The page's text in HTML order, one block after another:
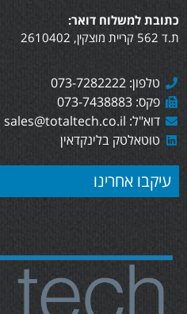
כתובת למשלוח דואר:
ת.ד 562 קריית מוצקין, 2610402
טלפון: 073-7282222
פקס: 073-7438883
דוא"ל: sales@totaltech.co.il
טוטאלטק בלינקדאין
עיקבו אחרינו